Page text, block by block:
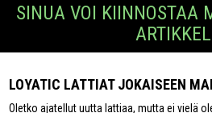
SINUA VOI KIINNOSTAA
LOYATIC LATTIAT JOKAISEEN
Oletko ajatellut uutta lattiaa, mutta ei vielä